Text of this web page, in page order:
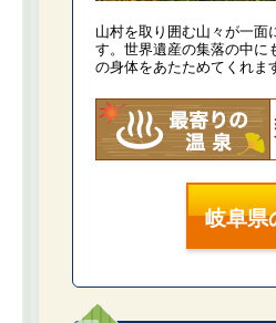
山村を取り囲む山々が一面
す。世界遺産の集落の中に
の身体をあたためてくれま
岐阜県